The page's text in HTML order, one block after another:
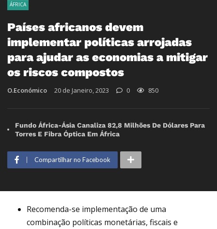
ÁFRICA
Países africanos devem
implementar políticas arrojadas
para ajudar as economias a mitigar
os riscos compostos
O.Económico 20 de Janeiro, 2023 0 850
Fundo África-Ásia Canaliza 82,8 Milhões De Dólares Para
Torres E Fibra Óptica Em África
Compartilhar no Facebook
Recomenda-se implementação de uma
combinação políticas monetárias, fiscais e